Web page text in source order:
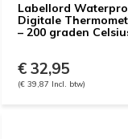
Labellord
Digitale
– 200 graden
€ 32,95
(€ 39,87 Incl. btw)